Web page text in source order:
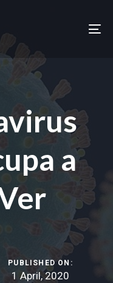
a
PUBLISHED ON:
1 April, 2020